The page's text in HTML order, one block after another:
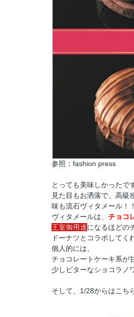
参照：fashion press
とっても美味しかったで
見た目もお洒落で、高級
味も流石ヴィタメール！
ヴィタメールは、 チョコ
王室御用達になるほどの
ドーナツとコラボしてく
個人的には、
チョコレートケーキ系が
少しビターなショコラノ
そして、1/28からはこち